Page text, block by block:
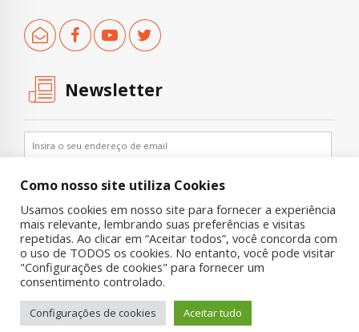
Newsletter
Copyright © 2019 UNIAD – Unidade de Pesquisa em Álcool e Drogas
Quem Somos Nossa História
Onde Procurar Ajuda?
Contato
Como nosso site utiliza Cookies
Usamos cookies em nosso site para fornecer a experiência
mais relevante, lembrando suas preferências e visitas
repetidas. Ao clicar em “Aceitar todos”, você concorda com
o uso de TODOS os cookies. No entanto, você pode visitar
"Configurações de cookies" para fornecer um
consentimento controlado.
Configurações de cookies Aceitar tudo